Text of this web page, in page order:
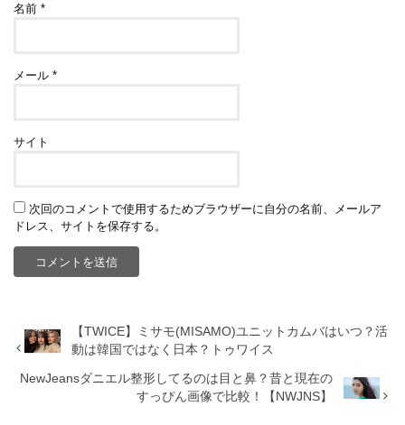
名前*
メール*
サイト
次回のコメントで使用するためブラウザーに自分の名前、メールア
ドレス、サイトを保存する。
【TWICE】ミサモ(MISAMO)ユニットカムバはいつ？活
動は韓国ではなく日本？トゥワイス
NewJeansダニエル整形してるのは目と鼻？昔と現在の
すっぴん画像で比較！【NWJNS】